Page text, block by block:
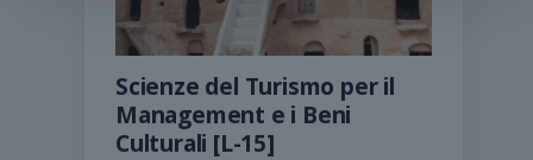
Scienze del Turismo per il
Management e i Beni
Culturali [L-15]